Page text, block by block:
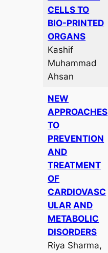
CELLS TO
BIO-PRINTED
ORGANS
Kashif
Muhammad
Ahsan
NEW
APPROACHES
TO
PREVENTION
AND
TREATMENT
OF
CARDIOVASC
ULAR AND
METABOLIC
DISORDERS
Riya Sharma,